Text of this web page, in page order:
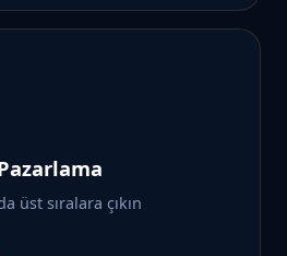
üst sıralara çıkın